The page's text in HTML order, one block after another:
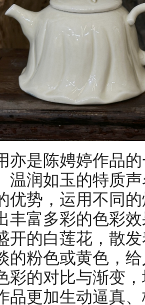
亦是陈娉婷作品
温润如玉的特质
优势，运用不同
丰富多彩的色彩
开的白莲花，散
的粉色或黄色，
彩的对比与渐变
品更加生动逼真